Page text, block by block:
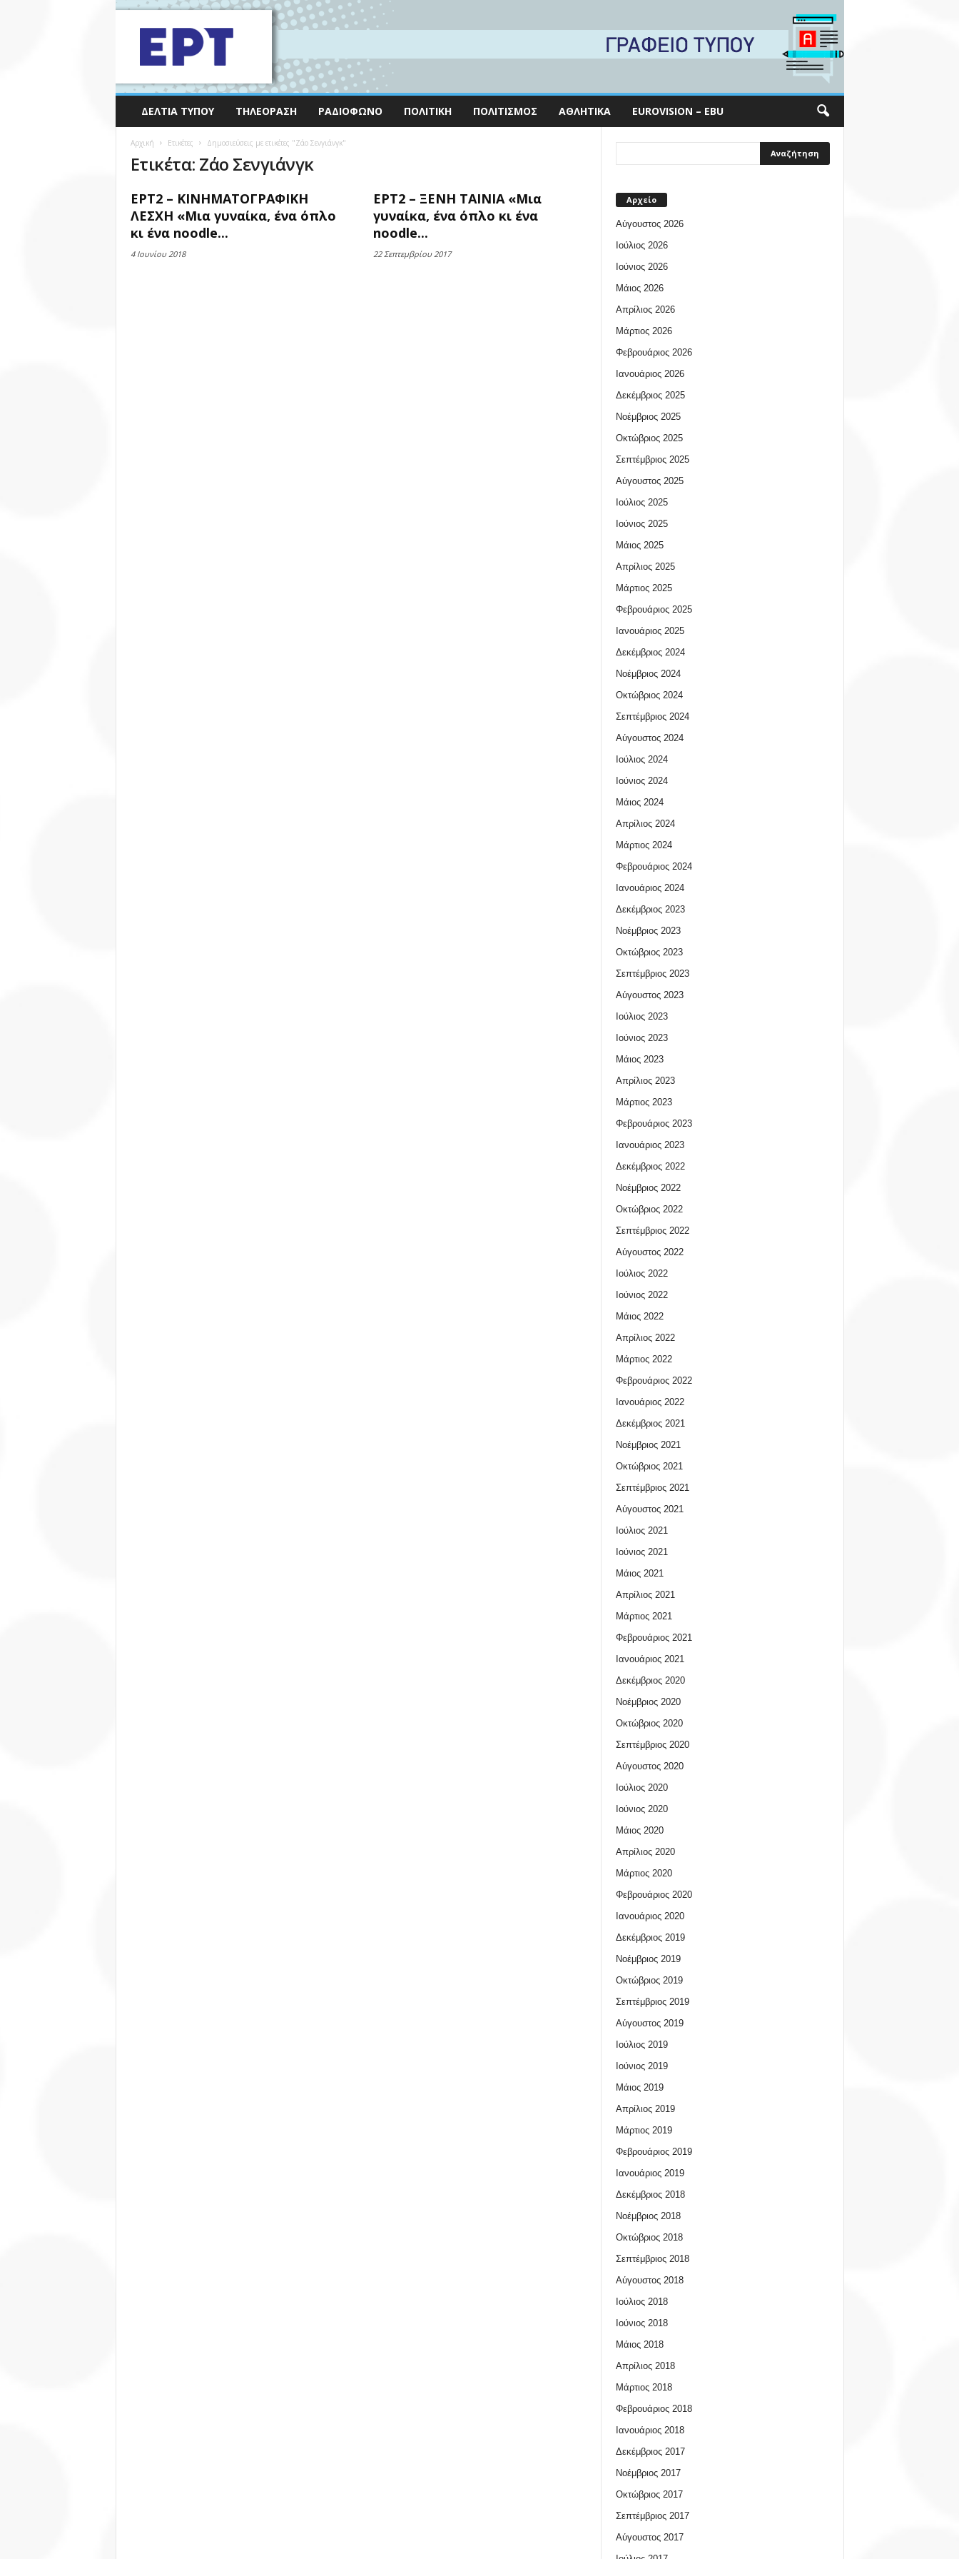
ΔΕΛΤΊΑ ΤΎΠΟΥ ΤΗΛΕΌΡΑΣΗ ΡΑΔΙΌΦΩΝΟ ΠΟΛΙΤΙΚΉ ΠΟΛΙΤΙΣΜΌΣ ΑΘΛΗΤΙΚΆ EUROVISION – EBU
Αρχική Ετικέτες Δημοσιεύσεις με ετικέτες "Ζάο Σενγιάνγκ"
Ετικέτα: Ζάο Σενγιάνγκ
ΕΡΤ2 – ΚΙΝΗΜΑΤΟΓΡΑΦΙΚΗ
ΛΕΣΧΗ «Μια γυναίκα, ένα όπλο
κι ένα noodle...
4 Ιουνίου 2018
ΕΡΤ2 – ΞΕΝΗ ΤΑΙΝΙΑ «Μια
γυναίκα, ένα όπλο κι ένα
noodle...
22 Σεπτεμβρίου 2017
Αρχείο
Αύγουστος 2026
Ιούλιος 2026
Ιούνιος 2026
Μάιος 2026
Απρίλιος 2026
Μάρτιος 2026
Φεβρουάριος 2026
Ιανουάριος 2026
Δεκέμβριος 2025
Νοέμβριος 2025
Οκτώβριος 2025
Σεπτέμβριος 2025
Αύγουστος 2025
Ιούλιος 2025
Ιούνιος 2025
Μάιος 2025
Απρίλιος 2025
Μάρτιος 2025
Φεβρουάριος 2025
Ιανουάριος 2025
Δεκέμβριος 2024
Νοέμβριος 2024
Οκτώβριος 2024
Σεπτέμβριος 2024
Αύγουστος 2024
Ιούλιος 2024
Ιούνιος 2024
Μάιος 2024
Απρίλιος 2024
Μάρτιος 2024
Φεβρουάριος 2024
Ιανουάριος 2024
Δεκέμβριος 2023
Νοέμβριος 2023
Οκτώβριος 2023
Σεπτέμβριος 2023
Αύγουστος 2023
Ιούλιος 2023
Ιούνιος 2023
Μάιος 2023
Απρίλιος 2023
Μάρτιος 2023
Φεβρουάριος 2023
Ιανουάριος 2023
Δεκέμβριος 2022
Νοέμβριος 2022
Οκτώβριος 2022
Σεπτέμβριος 2022
Αύγουστος 2022
Ιούλιος 2022
Ιούνιος 2022
Μάιος 2022
Απρίλιος 2022
Μάρτιος 2022
Φεβρουάριος 2022
Ιανουάριος 2022
Δεκέμβριος 2021
Νοέμβριος 2021
Οκτώβριος 2021
Σεπτέμβριος 2021
Αύγουστος 2021
Ιούλιος 2021
Ιούνιος 2021
Μάιος 2021
Απρίλιος 2021
Μάρτιος 2021
Φεβρουάριος 2021
Ιανουάριος 2021
Δεκέμβριος 2020
Νοέμβριος 2020
Οκτώβριος 2020
Σεπτέμβριος 2020
Αύγουστος 2020
Ιούλιος 2020
Ιούνιος 2020
Μάιος 2020
Απρίλιος 2020
Μάρτιος 2020
Φεβρουάριος 2020
Ιανουάριος 2020
Δεκέμβριος 2019
Νοέμβριος 2019
Οκτώβριος 2019
Σεπτέμβριος 2019
Αύγουστος 2019
Ιούλιος 2019
Ιούνιος 2019
Μάιος 2019
Απρίλιος 2019
Μάρτιος 2019
Φεβρουάριος 2019
Ιανουάριος 2019
Δεκέμβριος 2018
Νοέμβριος 2018
Οκτώβριος 2018
Σεπτέμβριος 2018
Αύγουστος 2018
Ιούλιος 2018
Ιούνιος 2018
Μάιος 2018
Απρίλιος 2018
Μάρτιος 2018
Φεβρουάριος 2018
Ιανουάριος 2018
Δεκέμβριος 2017
Νοέμβριος 2017
Οκτώβριος 2017
Σεπτέμβριος 2017
Αύγουστος 2017